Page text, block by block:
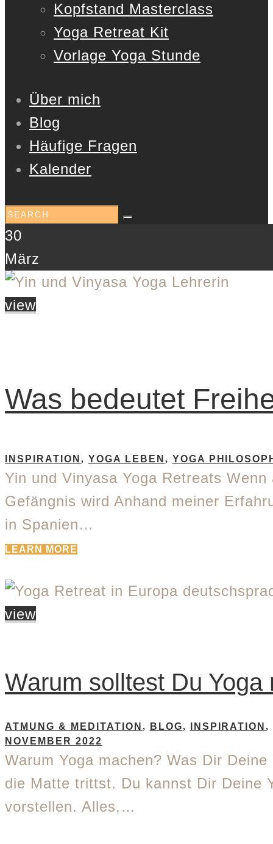
Kopfstand Masterclass
Yoga Retreat Kit
Vorlage Yoga Stunde
Über mich
Blog
Häufige Fragen
Kalender
30
März
view
Was bedeutet
INSPIRATION , YOGA LEBEN , YOGA
Yin und Vinyasa Yoga Retreats
Gefängnis wird Anhand meiner
in Spanien…
LEARN MORE
view
Warum solltest Du Yoga
ATMUNG & MEDITATION , BLOG, INSPIRATION,
NOVEMBER 2022
Warum Yoga machen? Was Dir
die Matte trittst. Du kannst Dir Deine
vorstellen. Alles,…